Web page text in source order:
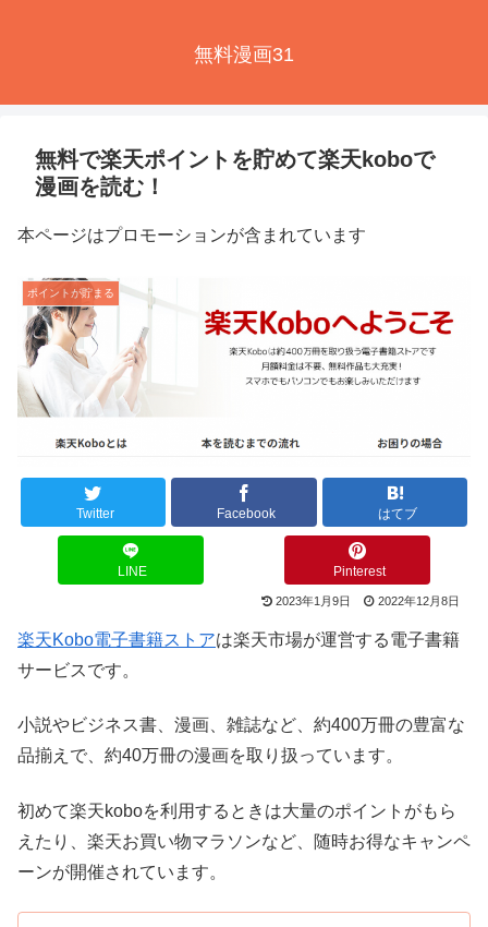
無料漫画31
無料で楽天ポイントを貯めて楽天koboで
漫画を読む！
本ページはプロモーションが含まれています
ポイントが貯まる
Twitter Facebook はてブ
LINE Pinterest
2023年1月9日 2022年12月8日
楽天Kobo電子書籍ストアは楽天市場が運営する電子書籍
サービスです。
小説やビジネス書、漫画、雑誌など、約400万冊の豊富な
品揃えで、約40万冊の漫画を取り扱っています。
初めて楽天koboを利用するときは大量のポイントがもら
えたり、楽天お買い物マラソンなど、随時お得なキャンペ
ーンが開催されています。